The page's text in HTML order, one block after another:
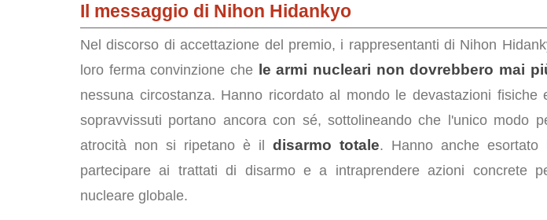
Il messaggio di Nihon Hidankyo
Nel discorso di accettazione del premio, i rappresentanti di Nihon
loro ferma convinzione che le armi nucleari non dovrebbero mai
nessuna circostanza. Hanno ricordato al mondo le devastazioni fisiche
sopravvissuti portano ancora con sé, sottolineando che l'unico modo
atrocità non si ripetano è il disarmo totale. Hanno anche
partecipare ai trattati di disarmo e a intraprendere azioni concrete
nucleare globale.